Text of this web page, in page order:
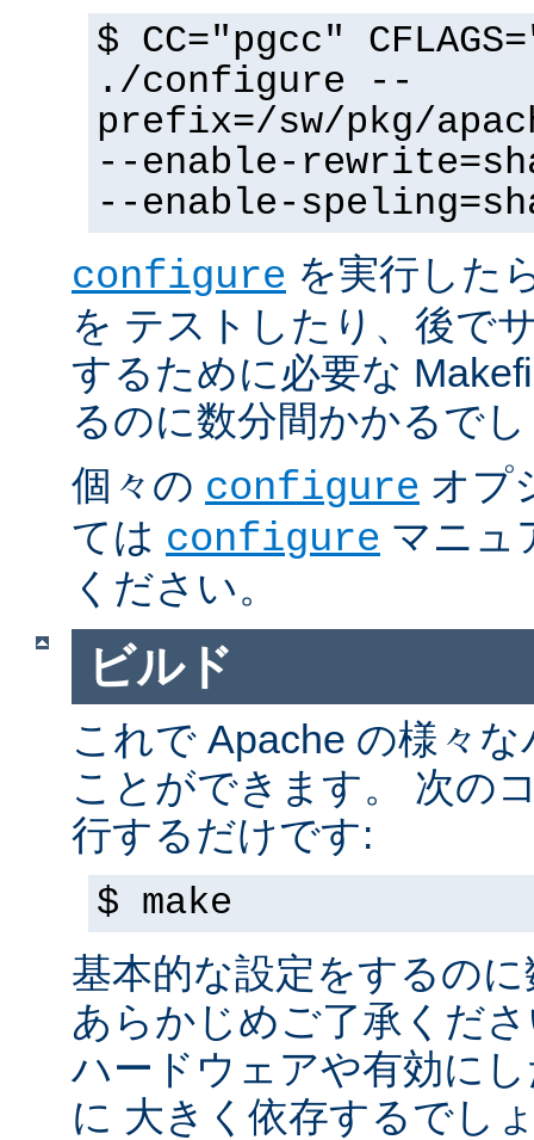
$ CC="pgcc"
./configure --
prefix=/sw/pkg/
--enable-
--enable-
configure を実行した
を テストしたり、後で
するために必要な
るのに数分間かかるで
個々の configure オプ
ては configure マニュ
ください。
ビルド
これで Apache の様々
ことができます。 次の
行するだけです:
$ make
基本的な設定をするの
あらかじめご了承くだ
ハードウェアや有効に
に 大きく依存するでし